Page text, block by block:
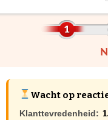
Wacht op
Klanttevredenheid: